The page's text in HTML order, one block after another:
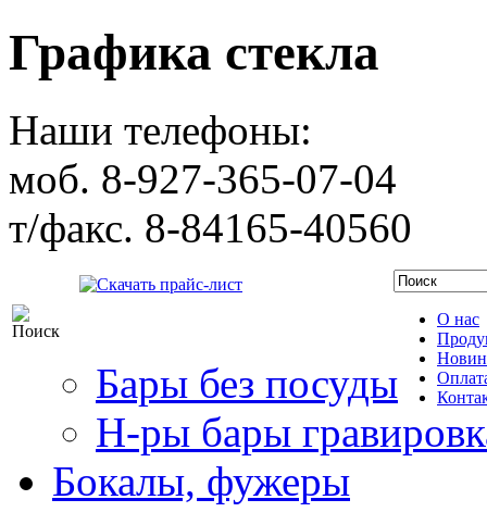
Графика стекла
Наши телефоны:
моб. 8-927-365-07-04
т/факс. 8-84165-40560
О нас
Бары без посуды
Н-ры бары
Бокалы, фужеры